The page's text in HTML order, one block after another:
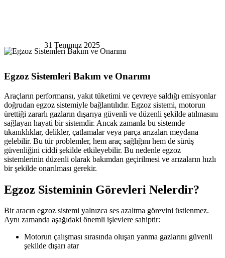
31 Temmuz 2025
Egzoz Sistemleri Bakım ve Onarımı
Araçların performansı, yakıt tüketimi ve çevreye saldığı emisyonlar
doğrudan egzoz sistemiyle bağlantılıdır. Egzoz sistemi, motorun
ürettiği zararlı gazların dışarıya güvenli ve düzenli şekilde atılmasını
sağlayan hayati bir sistemdir. Ancak zamanla bu sistemde
tıkanıklıklar, delikler, çatlamalar veya parça arızaları meydana
gelebilir. Bu tür problemler, hem araç sağlığını hem de sürüş
güvenliğini ciddi şekilde etkileyebilir. Bu nedenle egzoz
sistemlerinin düzenli olarak bakımdan geçirilmesi ve arızaların hızlı
bir şekilde onarılması gerekir.
Egzoz Sisteminin Görevleri Nelerdir?
Bir aracın egzoz sistemi yalnızca ses azaltma görevini üstlenmez.
Aynı zamanda aşağıdaki önemli işlevlere sahiptir:
Motorun çalışması sırasında oluşan yanma gazlarını güvenli
şekilde dışarı atar